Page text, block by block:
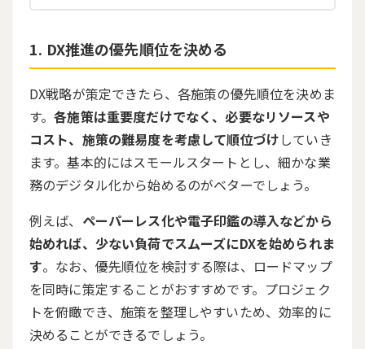
DX推進の優先順位を決める
DX戦略が策定できたら、各施策の優先順位を決めま
す。各施策は重要度だけでなく、必要なリソースや
コスト、施策の難易度を考慮して順位づけしていき
ます。基本的にはスモールスタートとし、細かな業
務のデジタル化から始めるのがベターでしょう。
例えば、 ペーパーレス化や電子印鑑の導入などから
始めれば、少ない負荷でスムーズにDXを始められま
す。なお、優先順位を検討する際は、ロードマップ
を同時に策定することがおすすめです。プロジェク
トを俯瞰でき、施策を整理しやすいため、効率的に
決めることができるでしょう。